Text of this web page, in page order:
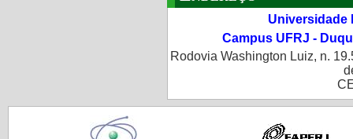
Universidade
Campus UFRJ -
Rodovia Washington Luiz, n.